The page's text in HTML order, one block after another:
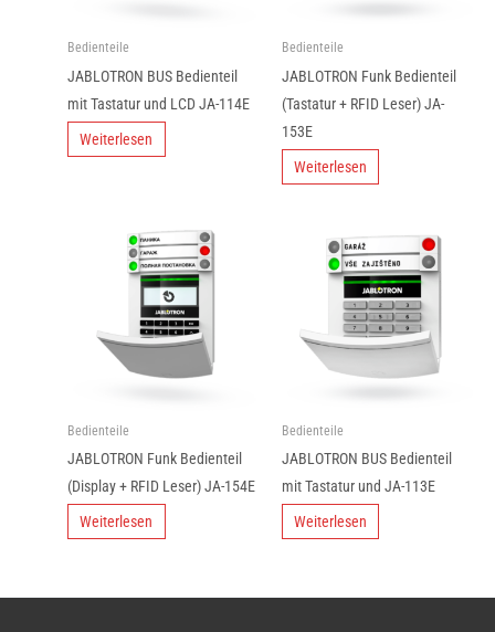
Bedienteile
JABLOTRON BUS Bedienteil
mit Tastatur und LCD JA-114E
Weiterlesen
Bedienteile
JABLOTRON Funk Bedienteil
(Tastatur + RFID Leser) JA-
153E
Weiterlesen
Bedienteile
JABLOTRON Funk Bedienteil
(Display + RFID Leser) JA-154E
Weiterlesen
Bedienteile
JABLOTRON BUS Bedienteil
mit Tastatur und JA-113E
Weiterlesen